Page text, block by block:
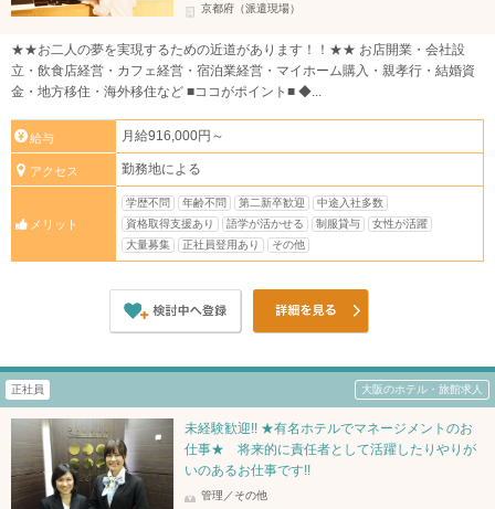
京都府（派遣現場）
★★お二人の夢を実現するための近道があります！！★★ お店開業・会社設
立・飲食店経営・カフェ経営・宿泊業経営・マイホーム購入・親孝行・結婚資
金・地方移住・海外移住など ■ココがポイント■ ◆...
給与 月給916,000円～
アクセス 勤務地による
メリット
学歴不問 年齢不問 第二新卒歓迎
中途入社多数
資格取得支援あり
語学が活かせる 制服貸与
女性が活躍
大量募集
正社員登用あり その他
正社員 大阪のホテル・旅館求人
未経験歓迎!! ★有名ホテルでマネージメントのお
仕事★ 将来的に責任者として活躍したりやりが
いのあるお仕事です!!
管理／その他